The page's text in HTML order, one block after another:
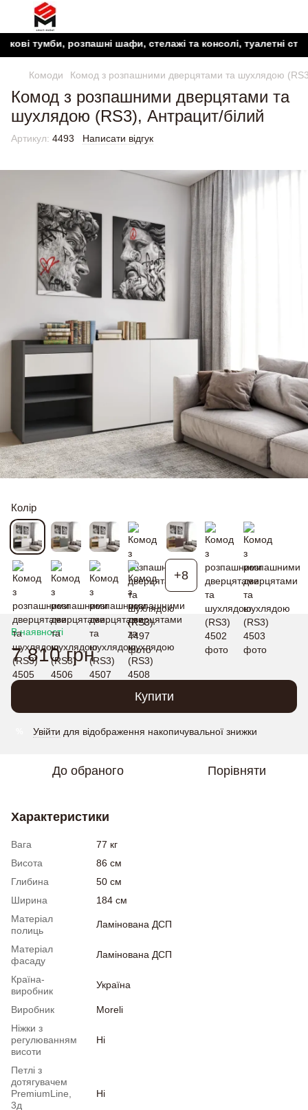
розпашні шафи, стелажі та консолі, туалетні
Комоди Комод з розпашними дверцятами та шухлядою
Комод з розпашними дверцятами та
шухлядою (RS3), Антрацит/білий
Артикул: 4493 Написати відгук
Колір
+8
В наявності
7 810 грн
Купити
Увійти для відображення накопичувальної знижки
До обраного Порівняти
Характеристики
Вага
77 кг
Висота
86 см
Глибина
50 см
Ширина
184 см
Матеріал
полиць
Ламінована ДСП
Матеріал
фасаду
Ламінована ДСП
Країна-
виробник
Україна
Виробник
Moreli
Ніжки з
регулюванням
висоти
Ні
Петлі з
дотягувачем
PremiumLine,
3д
Ні